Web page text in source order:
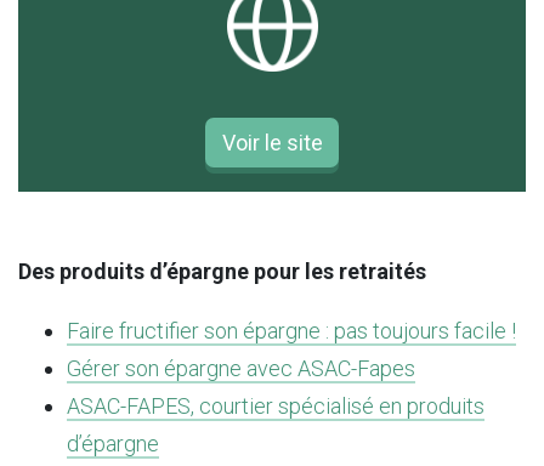
Voir le site
Des produits d’épargne pour les retraités
Faire fructifier son épargne : pas toujours facile !
Gérer son épargne avec ASAC-Fapes
ASAC-FAPES, courtier spécialisé en produits
d’épargne